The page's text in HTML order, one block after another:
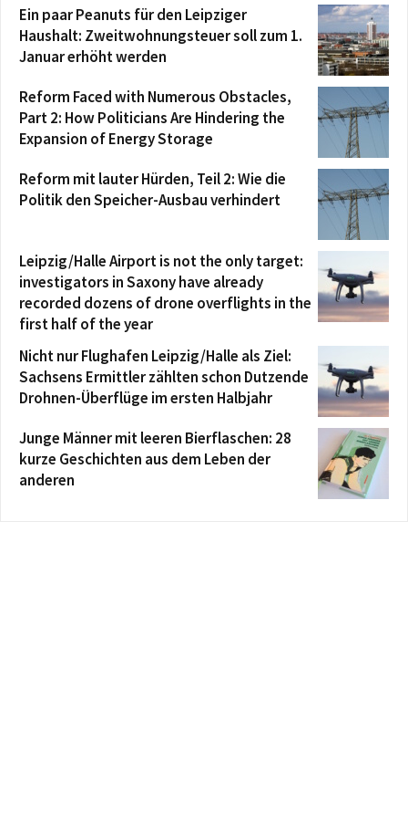
Ein paar Peanuts für den Leipziger
Haushalt: Zweitwohnungsteuer soll zum 1.
Januar erhöht werden
Reform Faced with Numerous Obstacles,
Part 2: How Politicians Are Hindering the
Expansion of Energy Storage
Reform mit lauter Hürden, Teil 2: Wie die
Politik den Speicher-Ausbau verhindert
Leipzig/Halle Airport is not the only target:
investigators in Saxony have already
recorded dozens of drone overflights in the
first half of the year
Nicht nur Flughafen Leipzig/Halle als Ziel:
Sachsens Ermittler zählten schon Dutzende
Drohnen-Überflüge im ersten Halbjahr
Junge Männer mit leeren Bierflaschen: 28
kurze Geschichten aus dem Leben der
anderen